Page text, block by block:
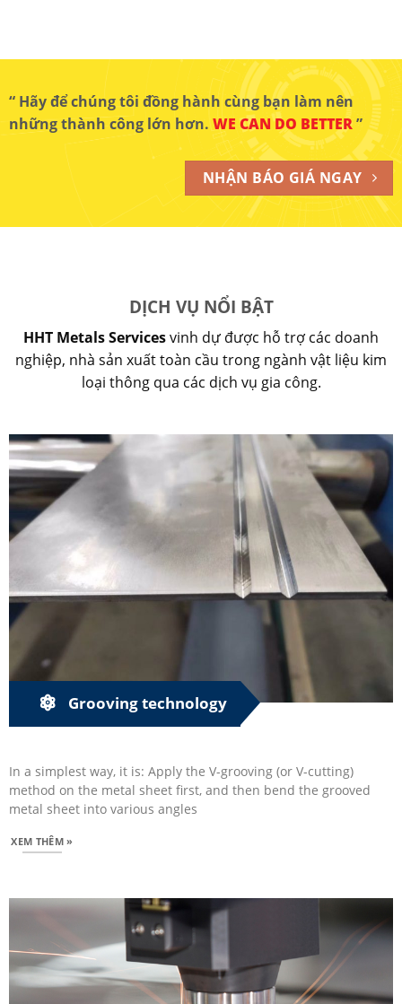
“ Hãy để chúng tôi đồng hành cùng bạn làm nên
những thành công lớn hơn. WE CAN DO BETTER”
NHẬN BÁO GIÁ NGAY
DỊCH VỤ NỔI BẬT
HHT Metals Servicesvinh dự được hỗ trợ các doanh
nghiệp, nhà sản xuất toàn cầu trong ngành vật liệu kim
loại thông qua các dịch vụ gia công.
Grooving technology
In a simplest way, it is: Apply the V-grooving (or V-cutting)
method on the metal sheet first, and then bend the grooved
metal sheet into various angles
XEM THÊM »